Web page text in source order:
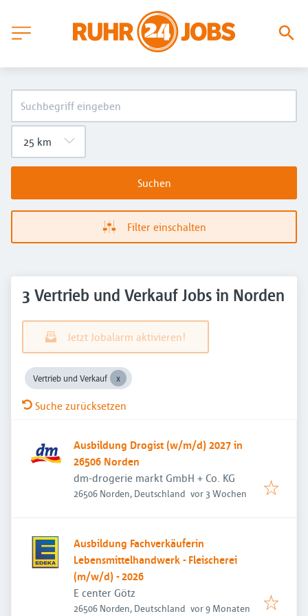
Suchen
Filter einschalten
3 Vertrieb und Verkauf Jobs in Norden
Jetzt Jobalarm aktivieren!
Vertrieb und Verkauf
Suche zurücksetzen
Ausbildung Drogist (w/m/d) 2027 in
26506 Norden
dm-drogerie markt GmbH + Co. KG
26506 Norden, Deutschland Veröffentlicht
vor 3 Wochen
Ausbildung Fachverkäuferin
Lebensmittelhandwerk - Fleischerei
(m/w/d) - 2026
E center Götz
26506 Norden, Deutschland Veröffentlicht:
vor 9 Monaten